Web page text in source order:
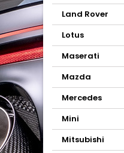
Land Rover
Lotus
Maserati
Mazda
Mercedes
Mini
Mitsubishi